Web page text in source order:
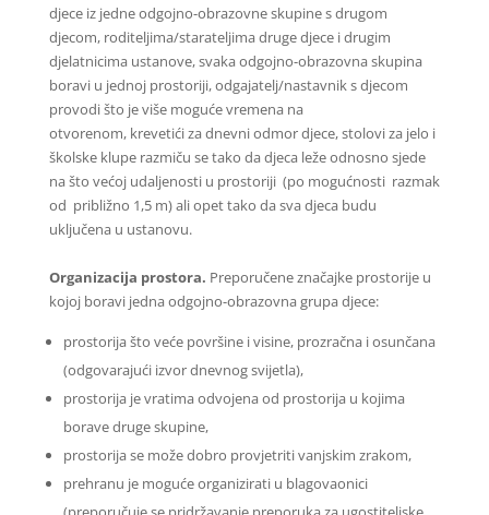
djece iz jedne odgojno-obrazovne skupine s drugom
djecom, roditeljima/starateljima druge djece i drugim
djelatnicima ustanove, svaka odgojno-obrazovna skupina
boravi u jednoj prostoriji, odgajatelj/nastavnik s djecom
provodi što je više moguće vremena na
otvorenom, krevetići za dnevni odmor djece, stolovi za jelo i
školske klupe razmiču se tako da djeca leže odnosno sjede
na što većoj udaljenosti u prostoriji (po mogućnosti razmak
od približno 1,5 m) ali opet tako da sva djeca budu
uključena u ustanovu.
Organizacija prostora. Preporučene značajke prostorije u
kojoj boravi jedna odgojno-obrazovna grupa djece:
prostorija što veće površine i visine, prozračna i osunčana
(odgovarajući izvor dnevnog svijetla),
prostorija je vratima odvojena od prostorija u kojima
borave druge skupine,
prostorija se može dobro provjetriti vanjskim zrakom,
prehranu je moguće organizirati u blagovaonici